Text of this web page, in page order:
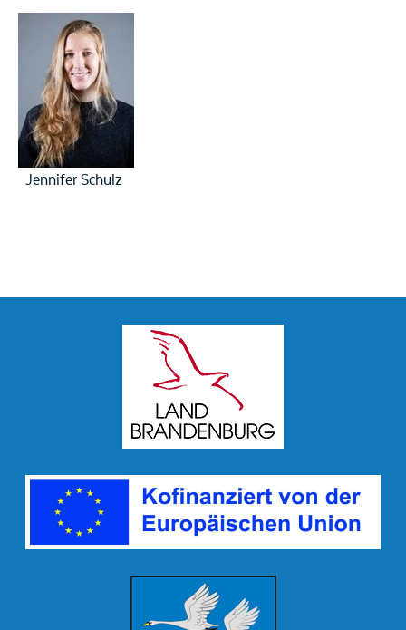
Jennifer Schulz